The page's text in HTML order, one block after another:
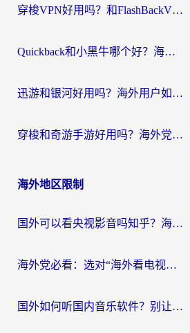
穿梭VPN好用吗？和FlashBackVPN对比哪个回国效果更好？
Quickback和小黑牛哪个好？海外党亲测指南，选对回国加速器秒回国内
迅游和银河好用吗？海外用户如何选择回国加速器实现无缝访问国内资源
穿梭和奇游手游好用吗？海外党亲测3款回国加速器，附蜜蜂加速器七天试用攻略
海外地区限制
国外可以看央视影音吗知乎？海外党亲测有效的回国加速方案
海外党必看：选对“海外看电视剧软件”，再也不用愁国内剧刷不了
国外如何听国内音乐软件？别让地域限制，断了你的中文歌单